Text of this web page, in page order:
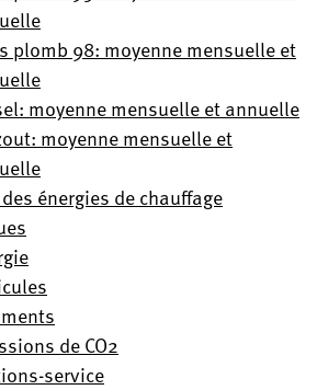
plomb 98: moyenne mensuelle et
moyenne mensuelle et annuelle
moyenne mensuelle et
énergies de chauffage
de CO2
service